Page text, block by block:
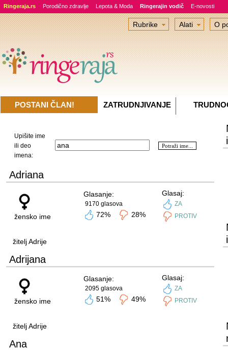
Ringeraja.rs Porodično zdravlje Lepota & Moda Ringerajin vodič E-novosti
Upišite ime
ili deo
imena:
Adriana
žensko ime
Glasanje:
9170 glasova
72% 28%
Glasaj:
ZA
PROTIV
žitelj Adrije
Adrijana
žensko ime
Glasanje:
2095 glasova
51% 49%
Glasaj:
ZA
PROTIV
žitelj Adrije
Ana
Rubrike Alati O
POSTANI ČLAN! ZATRUDNJIVANJE